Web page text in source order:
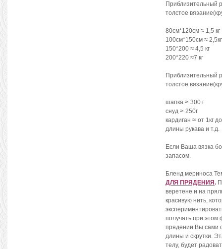
Приблизительный
толстое
80см*120см ≈ 1,5 кг
100см*150см ≈ 2,5кг
150*200 ≈ 4,5 кг
200*220 ≈7 кг
Приблизительный
толстое
шапка ≈ 300 г
снуд ≈ 250г
кардиган ≈ от 1кг
длины рукава и т.д.
Если Ваша вязка
запасом.
Бленд мериноса
ДЛЯ ПРЯДЕНИЯ .
веретене и на
красивую нить,
получать при
прядении Вы сами
длины и скрутки.
телу, будет